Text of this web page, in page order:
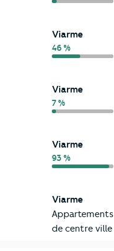
Viarme
46 %
Viarme
7 %
Viarme
93 %
Viarme
Appartements
de centre ville